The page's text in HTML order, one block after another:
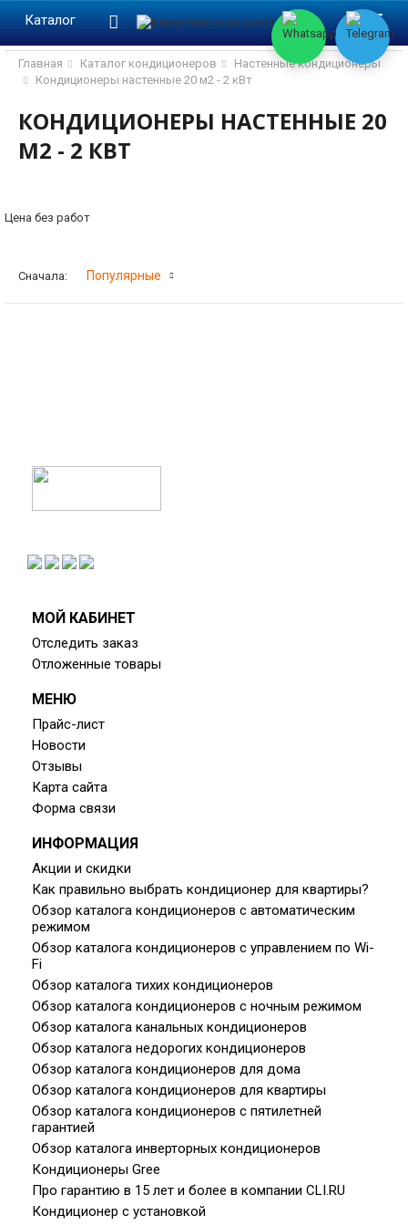
Каталог
Главная Каталог кондиционеров
Настенные кондиционеры
Кондиционеры настенные 20 м2 - 2 кВт
КОНДИЦИОНЕРЫ НАСТЕННЫЕ 20
М2 - 2 КВТ
Цена без работ
Сначала: Популярные
МОЙ КАБИНЕТ
Отследить заказ
Отложенные товары
МЕНЮ
Прайс-лист
Новости
Отзывы
Карта сайта
Форма связи
ИНФОРМАЦИЯ
Акции и скидки
Как правильно выбрать кондиционер для квартиры?
Обзор каталога кондиционеров с автоматическим
режимом
Обзор каталога кондиционеров с управлением по Wi-
Fi
Обзор каталога тихих кондиционеров
Обзор каталога кондиционеров с ночным режимом
Обзор каталога канальных кондиционеров
Обзор каталога недорогих кондиционеров
Обзор каталога кондиционеров для дома
Обзор каталога кондиционеров для квартиры
Обзор каталога кондиционеров с пятилетней
гарантией
Обзор каталога инверторных кондиционеров
Кондиционеры Gree
Про гарантию в 15 лет и более в компании CLI.RU
Кондиционер с установкой